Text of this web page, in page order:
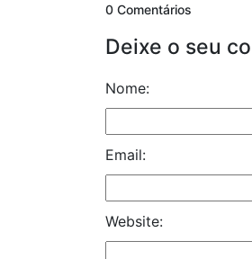
0 Comentários
Deixe o seu
Nome:
Email:
Website: